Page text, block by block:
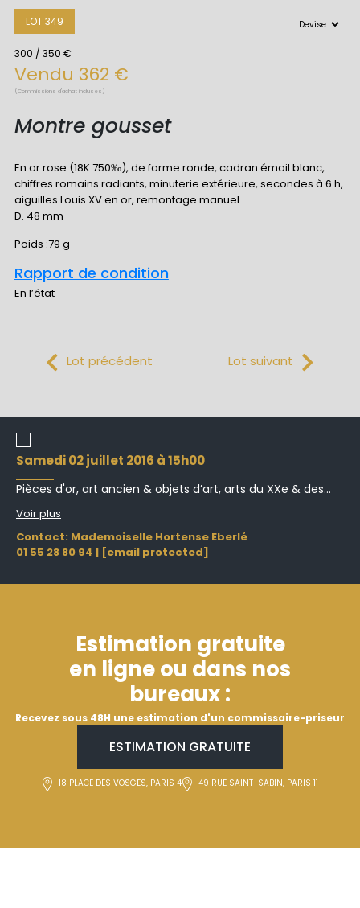
LOT 349
300 / 350 €
Vendu 362 €
(Commissions d'achat incluses)
Montre gousset
En or rose (18K 750‰), de forme ronde, cadran émail blanc,
chiffres romains radiants, minuterie extérieure, secondes à 6 h,
aiguilles Louis XV en or, remontage manuel
D. 48 mm
Poids :79 g
Rapport de condition
En l’état
Lot précédent Lot suivant
samedi 02 juillet 2016 à 15h00
Pièces d'or, art ancien & objets d’art, arts du XXe & des...
Voir plus
Contact: Mademoiselle Hortense Eberlé
01 55 28 80 94 | [email protected]
Estimation gratuite
en ligne ou dans nos
bureaux :
Recevez sous 48H une estimation d'un commissaire-priseur
ESTIMATION GRATUITE
18 PLACE DES VOSGES, PARIS 4 49 RUE SAINT-SABIN, PARIS 11